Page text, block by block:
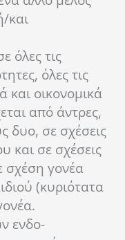
και
όλες τις
όλες τις
και οικονομικά
από άντρες,
δυο, σε σχέσεις
και σε σχέσεις
σχέση γονέα
(κυριότατα
ενδο-